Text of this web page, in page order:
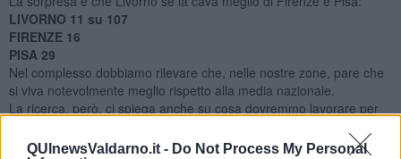
QUInewsValdarno.it - Do Not Process My Personal
LIVORNO 11 su 107
FIRENZE 16
PISA 29
Nel complesso dobbiamo rilevare che, nelle nostre zone, pare che
si viva notevolmente meglio rispetto alla media nazionale.
La ricerca, però, ci spiega anche su cosa dovremmo lavorare per